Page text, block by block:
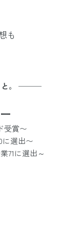
も
と。 ───
受賞〜
に選出〜
71に選出～